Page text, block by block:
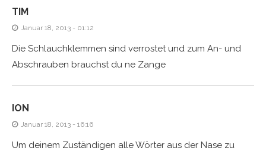
TIM
Januar 18, 2013 - 01:12
Die Schlauchklemmen sind verrostet und zum An- und
Abschrauben brauchst du ne Zange
ION
Januar 18, 2013 - 16:16
Um deinem Zuständigen alle Wörter aus der Nase zu